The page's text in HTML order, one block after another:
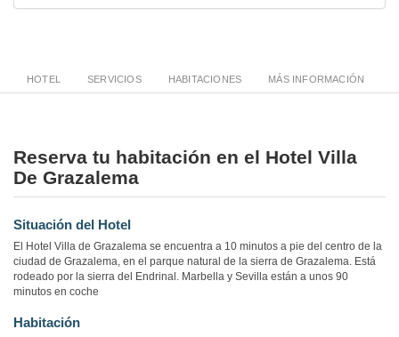
HOTEL SERVICIOS HABITACIONES MÁS INFORMACIÓN
Reserva tu habitación en el Hotel Villa
De Grazalema
Situación del Hotel
El Hotel Villa de Grazalema se encuentra a 10 minutos a pie del centro de la
ciudad de Grazalema, en el parque natural de la sierra de Grazalema. Está
rodeado por la sierra del Endrinal. Marbella y Sevilla están a unos 90
minutos en coche
Habitación